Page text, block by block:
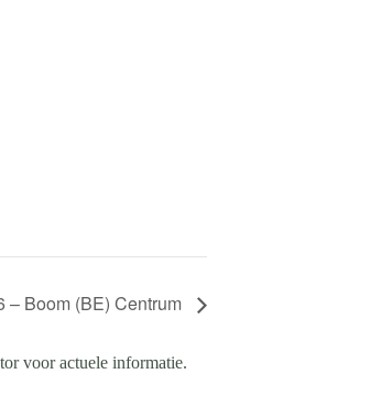
– Boom (BE) Centrum
voor actuele informatie.